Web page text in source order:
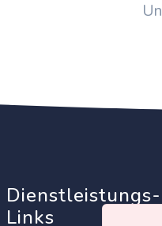
Dienstleistungs-
Links